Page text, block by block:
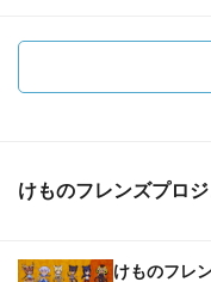
けものフレンズプロ
けものフレ